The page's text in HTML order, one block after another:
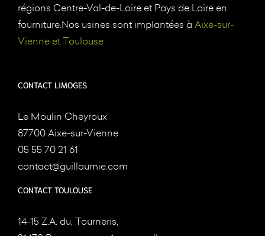
régions Centre-Val-de-Loire et Pays de Loire en
fourniture.Nos usines sont implantées à Aixe-sur-
Vienne et Toulouse
CONTACT LIMOGES
Le Moulin Cheyroux
87700 Aixe-sur-Vienne
05 55 70 21 61
contact@guillaumie.com
CONTACT TOULOUSE
14-15 Z.A. du, Tourneris,